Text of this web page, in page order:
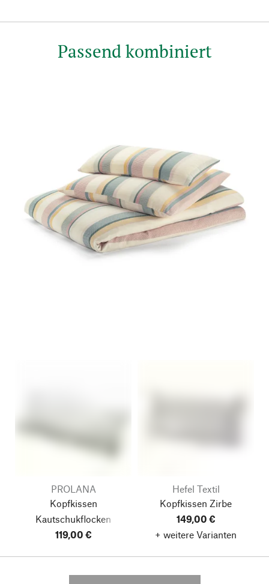
Passend kombiniert
PROLANA
Kopfkissen
Kautschukflocken
119,00 €
Hefel Textil
Kopfkissen Zirbe
149,00 €
+ weitere Varianten